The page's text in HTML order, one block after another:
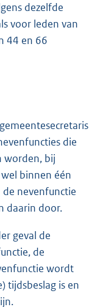
dezelfde
voor leden van
44 en 66
die
worden, bij
binnen één
nevenfunctie
daarin door.
geval de
de
wordt
tijdsbeslag is en